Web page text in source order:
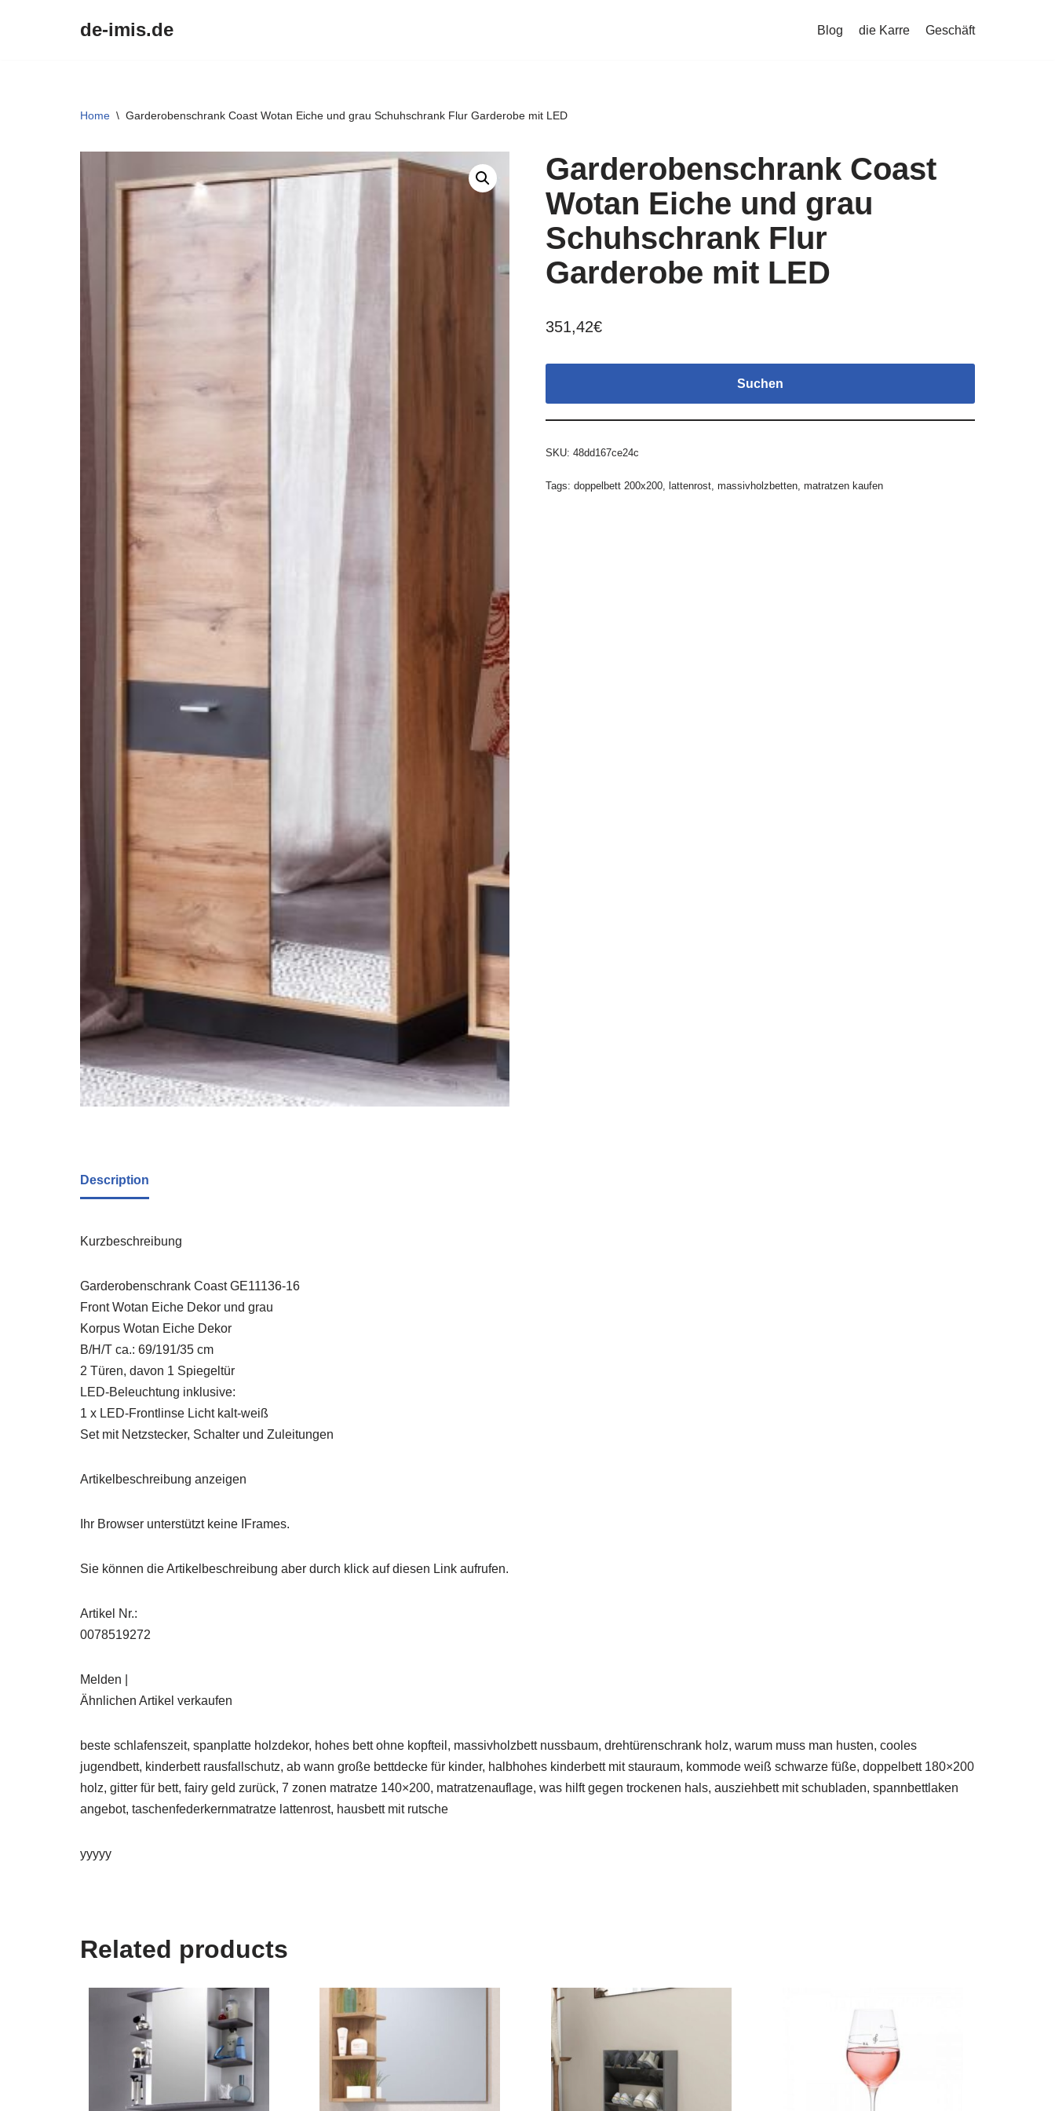
de-imis.de Blog die Karre Geschäft
Home \ Garderobenschrank Coast Wotan Eiche und grau Schuhschrank Flur Garderobe mit LED
Garderobenschrank Coast
Wotan Eiche und grau
Schuhschrank Flur
Garderobe mit LED
351,42€
Suchen
SKU: 48dd167ce24c
Tags: doppelbett 200x200, lattenrost, massivholzbetten, matratzen kaufen
Description
Kurzbeschreibung
Garderobenschrank Coast GE11136-16
Front Wotan Eiche Dekor und grau
Korpus Wotan Eiche Dekor
B/H/T ca.: 69/191/35 cm
2 Türen, davon 1 Spiegeltür
LED-Beleuchtung inklusive:
1 x LED-Frontlinse Licht kalt-weiß
Set mit Netzstecker, Schalter und Zuleitungen
Artikelbeschreibung anzeigen
Ihr Browser unterstützt keine IFrames.
Sie können die Artikelbeschreibung aber durch klick auf diesen Link aufrufen.
Artikel Nr.:
0078519272
Melden |
Ähnlichen Artikel verkaufen
beste schlafenszeit, spanplatte holzdekor, hohes bett ohne kopfteil, massivholzbett nussbaum, drehtürenschrank holz, warum muss man husten, cooles
jugendbett, kinderbett rausfallschutz, ab wann große bettdecke für kinder, halbhohes kinderbett mit stauraum, kommode weiß schwarze füße, doppelbett 180×200
holz, gitter für bett, fairy geld zurück, 7 zonen matratze 140×200, matratzenauflage, was hilft gegen trockenen hals, ausziehbett mit schubladen, spannbettlaken
angebot, taschenfederkernmatratze lattenrost, hausbett mit rutsche
yyyyy
Related products